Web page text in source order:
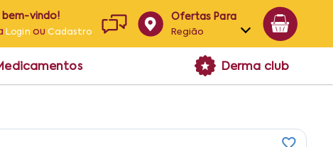
bem-vindo!
Login ouCadastro
Ofertas Para
Região
Alagoas
Derma club